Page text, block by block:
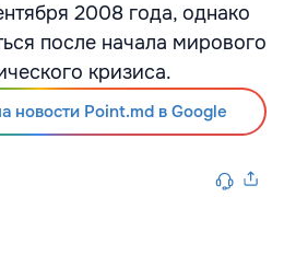
2008 года, однако
после начала мирового
кризиса.
новости Point.md в Google